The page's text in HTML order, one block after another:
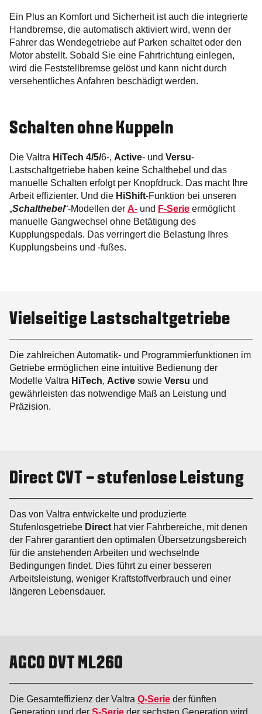
Ein Plus an Komfort und Sicherheit ist auch die integrierte
Handbremse, die automatisch aktiviert wird, wenn der
Fahrer das Wendegetriebe auf Parken schaltet oder den
Motor abstellt. Sobald Sie eine Fahrtrichtung einlegen,
wird die Feststellbremse gelöst und kann nicht durch
versehentliches Anfahren beschädigt werden.
Schalten ohne Kuppeln
Die Valtra HiTech 4/5/6-, Active- und Versu-
Lastschaltgetriebe haben keine Schalthebel und das
manuelle Schalten erfolgt per Knopfdruck. Das macht Ihre
Arbeit effizienter. Und die HiShift-Funktion bei unseren
„Schalthebel“-Modellen der A- und F-Serie ermöglicht
manuelle Gangwechsel ohne Betätigung des
Kupplungspedals. Das verringert die Belastung Ihres
Kupplungsbeins und -fußes.
Vielseitige Lastschaltgetriebe
Die zahlreichen Automatik- und Programmierfunktionen im
Getriebe ermöglichen eine intuitive Bedienung der
Modelle Valtra HiTech, Active sowie Versu und
gewährleisten das notwendige Maß an Leistung und
Präzision.
Direct CVT – stufenlose Leistung
Das von Valtra entwickelte und produzierte
Stufenlosgetriebe Direct hat vier Fahrbereiche, mit denen
der Fahrer garantiert den optimalen Übersetzungsbereich
für die anstehenden Arbeiten und wechselnde
Bedingungen findet. Dies führt zu einer besseren
Arbeitsleistung, weniger Kraftstoffverbrauch und einer
längeren Lebensdauer.
AGCO DVT ML260
Die Gesamteffizienz der Valtra Q-Serie der fünften
Generation und der S-Serie der sechsten Generation wird